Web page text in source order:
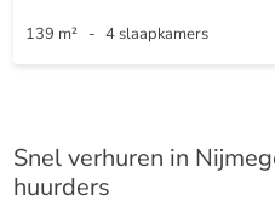
139 m² - 4 slaapkamers
Snel verhuren in
huurders